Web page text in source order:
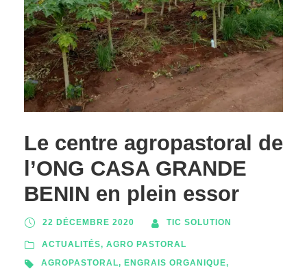
Le centre agropastoral de
l’ONG CASA GRANDE
BENIN en plein essor
22 DÉCEMBRE 2020 TIC SOLUTION
ACTUALITÉS, AGRO PASTORAL
AGROPASTORAL, ENGRAIS ORGANIQUE,